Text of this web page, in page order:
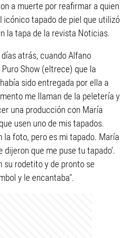
a muerte por reafirmar a quien
icónico tapado de piel que utilizó
la tapa de la revista Noticias.
atrás, cuando Alfano
Show (eltrece) que la
sido entregada por ella a
me llaman de la peletería y
una producción con María
usen uno de mis tapados.
la foto, pero es mi tapado. María
dijeron que me puse tu tapado’.
su rodetito y de pronto se
y le encantaba".